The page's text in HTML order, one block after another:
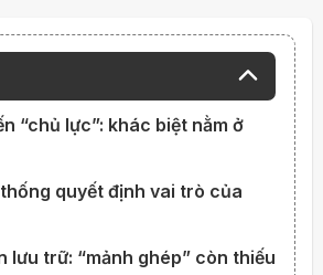
“chủ lực”: khác biệt nằm ở
quyết định vai trò của
lưu trữ: “mảnh ghép” còn thiếu